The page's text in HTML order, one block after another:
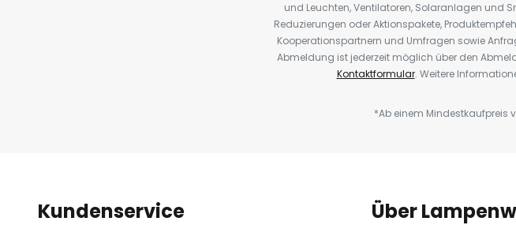
und Leuchten, Ventilatoren, Solaranlagen und
Reduzierungen oder Aktionspakete,
Kooperationspartnern und Umfragen sowie
Abmeldung ist jederzeit möglich über den
Kontaktformular. Weitere
*Ab einem Mindestkaufpreis
Kundenservice Über